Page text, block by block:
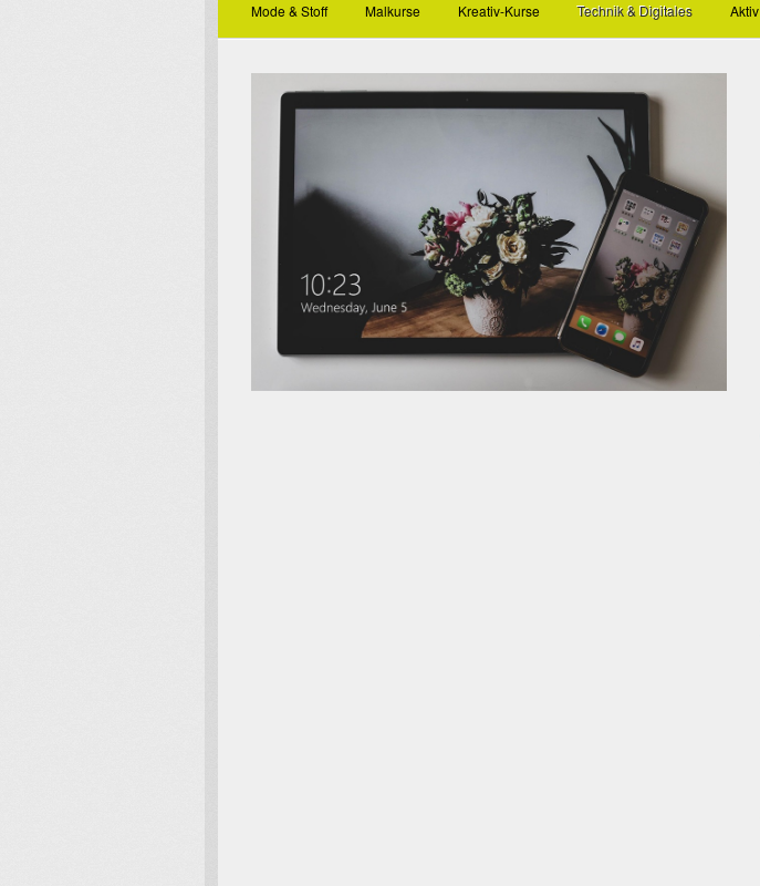
Mode & Stoff Malkurse Kreativ-Kurse Technik & Digitales